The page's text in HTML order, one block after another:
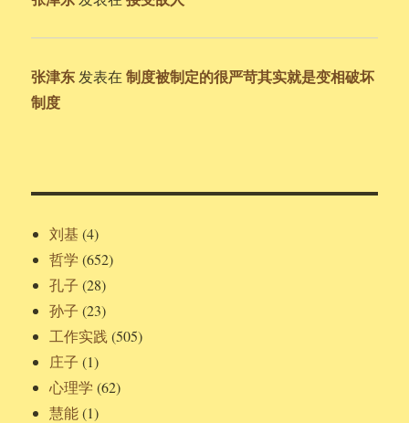
张津东 发表在制度被制定的很严苛其实就是变相破坏
制度
刘基 (4)
哲学 (652)
孔子 (28)
孙子 (23)
工作实践 (505)
庄子 (1)
心理学 (62)
慧能(1)